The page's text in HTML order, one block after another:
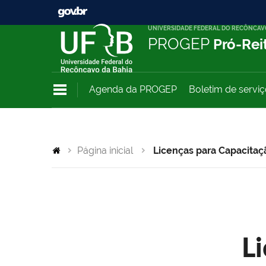
UNIVERSIDADE FEDERAL DO
PROGEP Pró-
Agenda da PROGEP Boletim de
Página inicial Licenças para